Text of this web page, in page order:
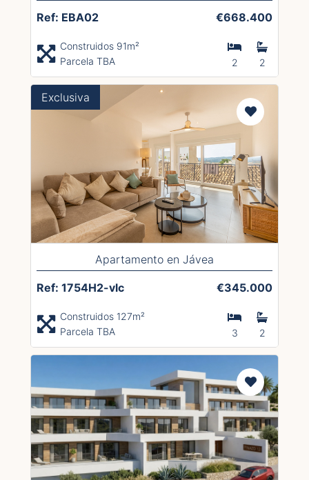
Ref: EBA02 €668.400
Construidos 91m²
Parcela TBA
2 2
Exclusiva
Apartamento en Jávea
Ref: 1754H2-vlc €345.000
Construidos 127m²
Parcela TBA
3 2